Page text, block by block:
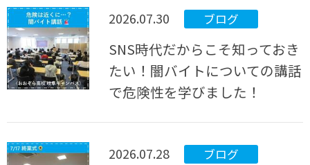
2026.07.30 ブログ
SNS時代だからこそ知っておき
たい！闇バイトについての講話
で危険性を学びました！
2026.07.28 ブログ